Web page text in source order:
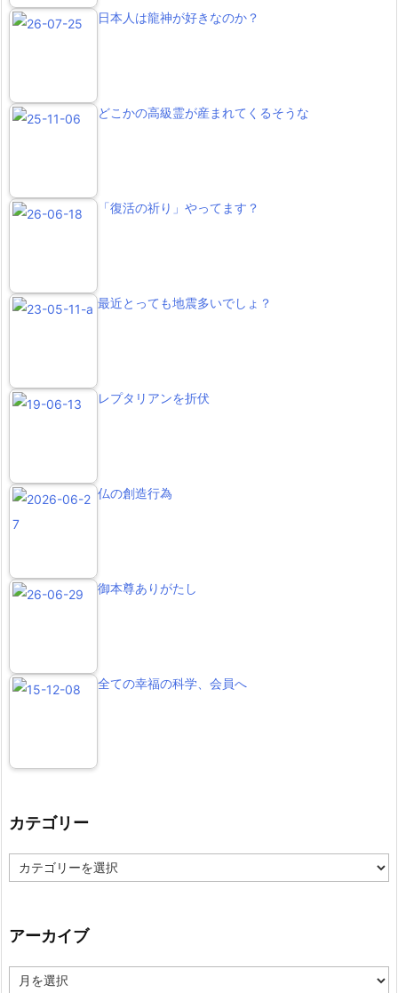
日本人は龍神が好きなのか？
どこかの高級霊が産まれてくるそうな
「復活の祈り」やってます？
最近とっても地震多いでしょ？
レプタリアンを折伏
仏の創造行為
御本尊ありがたし
全ての幸福の科学、会員へ
カテゴリー
テ
ー
アーカイブ